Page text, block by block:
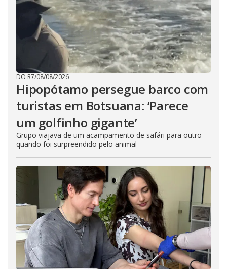
DO R7/08/08/2026
Hipopótamo persegue barco com
turistas em Botsuana: ‘Parece
um golfinho gigante’
Grupo viajava de um acampamento de safári para outro
quando foi surpreendido pelo animal